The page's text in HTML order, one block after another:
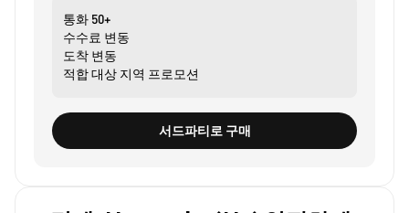
통화 50+
수수료 변동
도착 변동
적합 대상 지역 프로모션
서드파티로 구매